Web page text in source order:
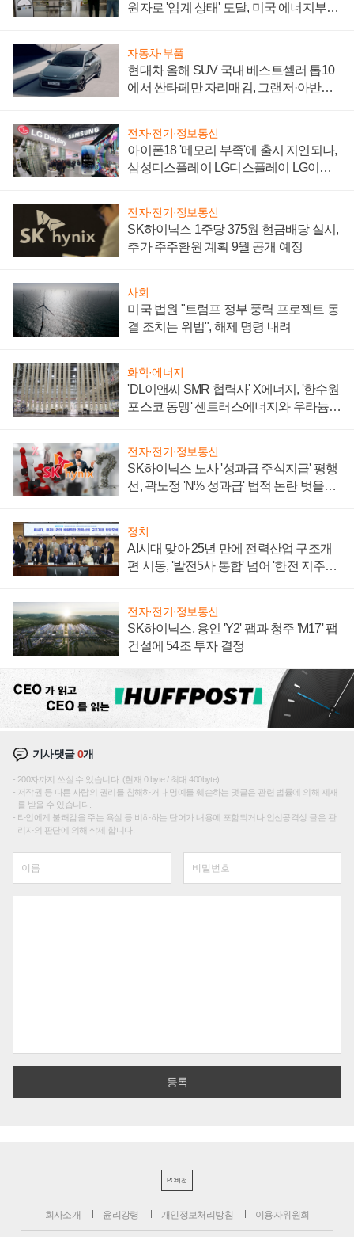
원자로 '임계 상태' 도달, 미국 에너지부
자동차·부품
현대차 올해 SUV 국내 베스트셀러 톱10
에서 싼타페만 자리매김, 그랜저·아반떼
전자·전기·정보통신
아이폰18 '메모리 부족'에 출시 지연되나,
삼성디스플레이 LG디스플레이 LG이노
전자·전기·정보통신
SK하이닉스 1주당 375원 현금배당 실시,
추가 주주환원 계획 9월 공개 예정
사회
미국 법원 "트럼프 정부 풍력 프로젝트 동
결 조치는 위법", 해제 명령 내려
화학·에너지
'DL이앤씨 SMR 협력사' X에너지, '한수원
포스코 동맹' 센트러스에너지와 우라늄
전자·전기·정보통신
SK하이닉스 노사 '성과급 주식지급' 평행
선, 곽노정 'N% 성과급' 법적 논란 벗을지
정치
AI시대 맞아 25년 만에 전력산업 구조개
편 시동, '발전5사 통합' 넘어 '한전 지주사'
전자·전기·정보통신
SK하이닉스, 용인 'Y2' 팹과 청주 'M17' 팹
건설에 54조 투자 결정
기사댓글0개
200자까지 쓰실 수 있습니다. (현재 0 byte / 최대 400byte)
저작권 등 다른 사람의 권리를 침해하거나 명예를 훼손하는 댓글은 관련 법률에 의해 제재
를 받을 수 있습니다.
타인에게 불쾌감을 주는 욕설 등 비하하는 단어가 내용에 포함되거나 인신공격성 글은 관
리자의 판단에 의해 삭제 합니다.
PC버전
회사소개 윤리강령 개인정보처리방침 이용자위원회